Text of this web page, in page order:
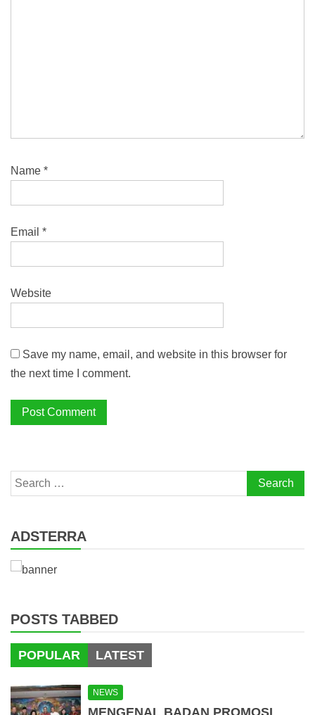
Name *
Email *
Website
Save my name, email, and website in this browser for
the next time I comment.
Search
for:
ADSTERRA
POSTS TABBED
POPULAR LATEST
NEWS